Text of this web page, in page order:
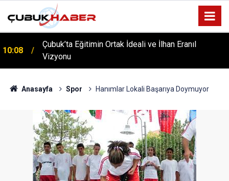
10:08
Çubuk’ta Eğitimin Ortak İdeali ve İlhan Eranıl
Vizyonu
12:06
ÇUBUK’TA ‘YAZA MERHABA’ COŞKUSU: Kursiyerler
Gönüllerince Eğlendi!
Anasayfa Spor Hanımlar Lokali Başarıya Doymuyor